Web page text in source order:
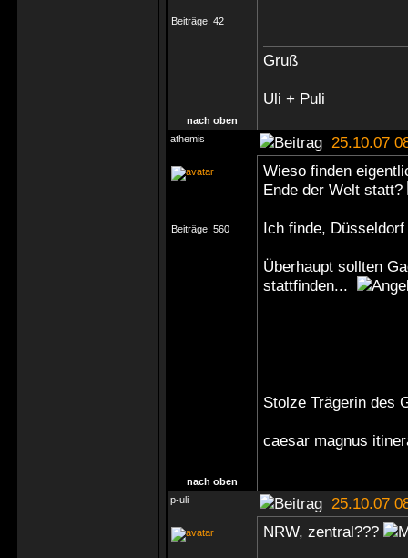
Beiträge: 42
Gruß
Uli + Puli
nach oben
athemis
25.10.07
Beiträge: 560
Wieso finden
Ende der Welt statt?
Ich finde,
Überhaupt sollten
stattfinden...
Stolze Trägerin des
caesar magnus
nach oben
p-uli
25.10.07
NRW, zentral???